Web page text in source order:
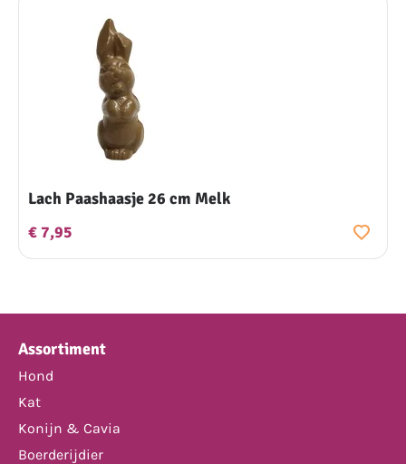
Lach Paashaasje 26 cm Melk
€ 7,95
Assortiment
Hond
Kat
Konijn & Cavia
Boerderijdier